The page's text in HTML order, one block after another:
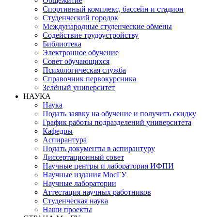
Спортивный комплекс, бассейн и стадион
Студенческий городок
Международные студенческие обмены
Содействие трудоустройству
Библиотека
Электронное обучение
Совет обучающихся
Психологическая служба
Справочник первокурсника
Зелёный университет
НАУКА
Наука
Подать заявку на обучение и получить скидку
График работы подразделений университета
Кафедры
Аспирантура
Подать документы в аспирантуру
Диссертационный совет
Научные центры и лаборатория ИФПИ
Научные издания МосГУ
Научные лаборатории
Аттестация научных работников
Студенческая наука
Наши проекты